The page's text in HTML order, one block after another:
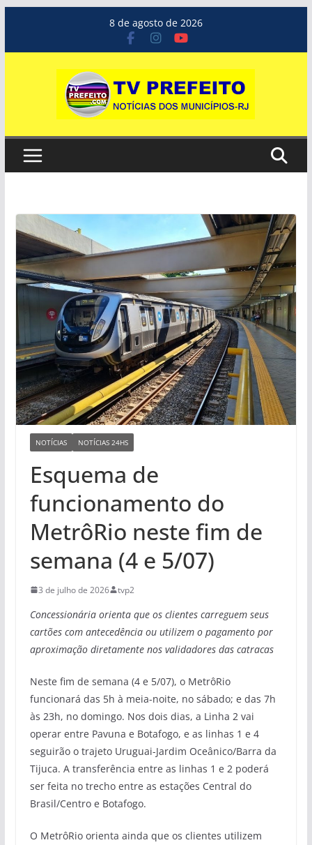
o
8 de agosto de 2026
NOTÍCIAS NOTÍCIAS 24HS
Esquema de
funcionamento do
MetrôRio neste fim de
semana (4 e 5/07)
3 de julho de 2026 tvp2
Concessionária orienta que os clientes carreguem seus
cartões com antecedência ou utilizem o pagamento por
aproximação diretamente nos validadores das catracas
Neste fim de semana (4 e 5/07), o MetrôRio
funcionará das 5h à meia-noite, no sábado; e das 7h
às 23h, no domingo. Nos dois dias, a Linha 2 vai
operar entre Pavuna e Botafogo, e as linhas 1 e 4
seguirão o trajeto Uruguai-Jardim Oceânico/Barra da
Tijuca. A transferência entre as linhas 1 e 2 poderá
ser feita no trecho entre as estações Central do
Brasil/Centro e Botafogo.
O MetrôRio orienta ainda que os clientes utilizem